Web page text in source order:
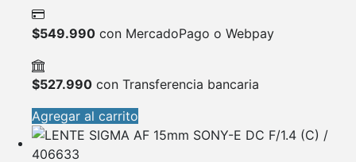
$549.990 con MercadoPago o Webpay
$527.990 con Transferencia bancaria
Agregar al carrito